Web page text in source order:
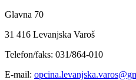
Glavna 70
31 416 Levanjska Varoš
Telefon/faks: 031/864-010
E-mail: